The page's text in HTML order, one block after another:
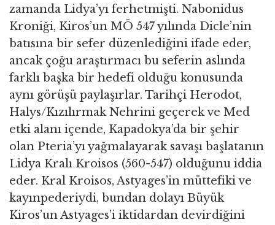
zamanda Lidya’yı ferhetmişti. Nabonidus
Kroniği, Kiros’un MÖ 547 yılında Dicle’nin
batısına bir sefer düzenlediğini ifade eder,
ancak çoğu araştırmacı bu seferin aslında
farklı başka bir hedefi olduğu konusunda
aynı görüşü paylaşırlar. Tarihçi Herodot,
Halys/Kızılırmak Nehrini geçerek ve Med
etki alanı içende, Kapadokya’da bir şehir
olan Pteria’yı yağmalayarak savaşı başlatanın
Lidya Kralı Kroisos (560-547) olduğunu iddia
eder. Kral Kroisos, Astyages’in müttefiki ve
kayınpederiydi, bundan dolayı Büyük
Kiros’un Astyages’i iktidardan devirdiğini